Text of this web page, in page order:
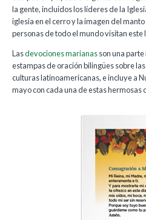
la gente, incluidos los líderes de la
iglesia en el cerro y la imagen del
personas de todo el mundo visitan este
Lasdevociones marianasson una
estampas de oración bilingües sobre
culturas latinoamericanas, e incluye a
mayo con cada una de estas hermosas